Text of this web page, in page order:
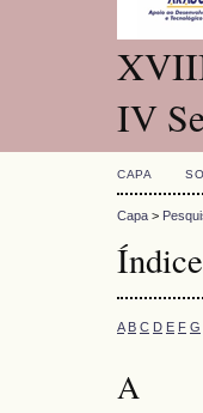
IV
CAPA
Capa >
A B C D E F G
A